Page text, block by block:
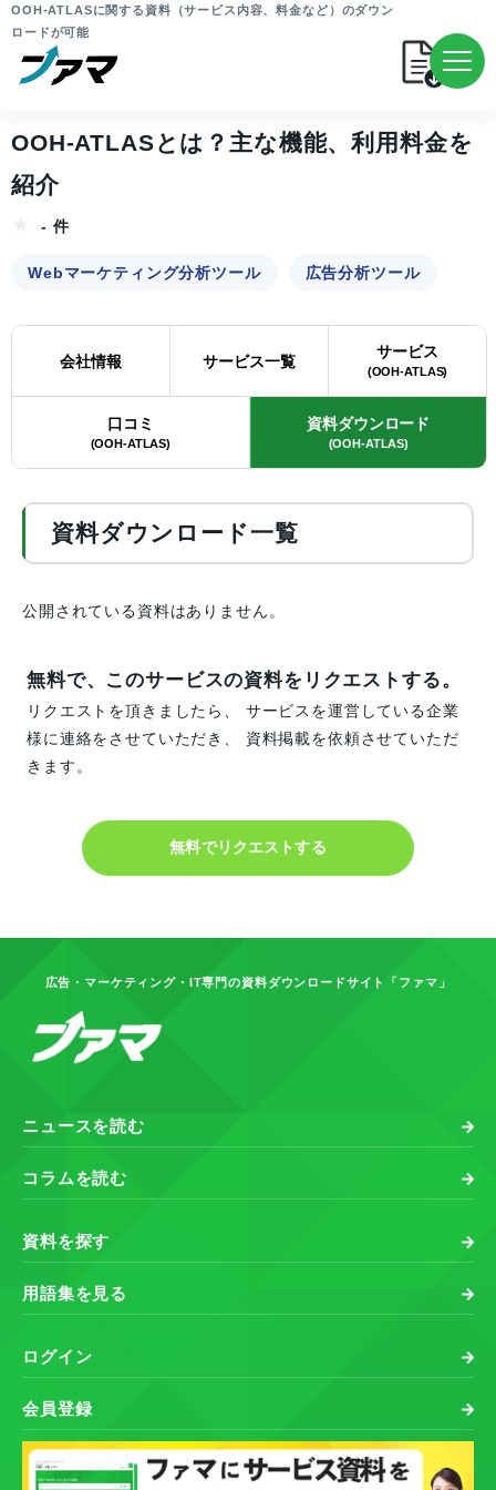
OOH-ATLASに関する資料（サービス内容、料金など）のダウン
ロードが可能
OOH-ATLASとは？主な機能、利用料金を
紹介
- 件
Webマーケティング分析ツール 広告分析ツール
会社情報 サービス一覧
サービス
(OOH-ATLAS)
口コミ
(OOH-ATLAS)
資料ダウンロード
(OOH-ATLAS)
資料ダウンロード一覧
公開されている資料はありません。
無料で、このサービスの資料をリクエストする。
リクエストを頂きましたら、 サービスを運営している企業
様に連絡をさせていただき、 資料掲載を依頼させていただ
きます。
無料でリクエストする
広告・マーケティング・IT専門の資料ダウンロードサイト「ファマ」
ニュースを読む
コラムを読む
資料を探す
用語集を見る
ログイン
会員登録